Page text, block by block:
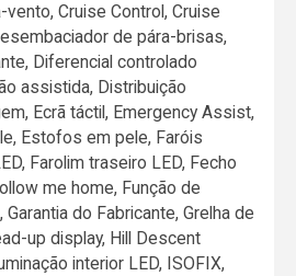
Cruise Control, Cruise
de pára-brisas,
Diferencial controlado
assistida, Distribuição
Ecrã táctil, Emergency Assist,
Estofos em pele, Faróis
Farolim traseiro LED, Fecho
me home, Função de
do Fabricante, Grelha de
up display, Hill Descent
interior LED, ISOFIX,